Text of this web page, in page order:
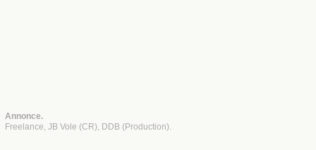
Annonce.
Freelance, JB Vole (CR), DDB (Production).